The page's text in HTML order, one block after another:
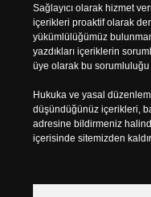
Sağlayıcı olarak hizmet
içerikleri proaktif olarak
yükümlülüğümüz
yazdıkları içeriklerin
üye olarak bu sorumluluğu
Hukuka ve yasal
düşündüğünüz içerikleri,
adresine bildirmeniz
içerisinde sitemizden